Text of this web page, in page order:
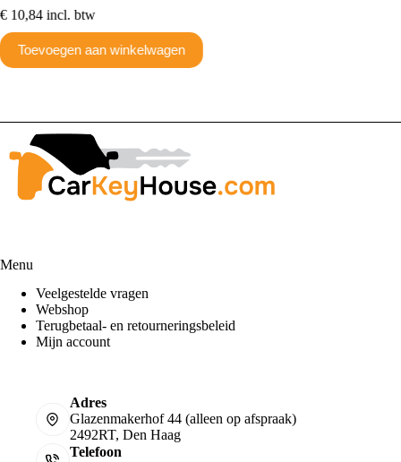
€ 10,84 incl. btw
Toevoegen aan winkelwagen
Menu
Veelgestelde vragen
Webshop
Terugbetaal- en retourneringsbeleid
Mijn account
Adres
Glazenmakerhof 44 (alleen op afspraak)
2492RT, Den Haag
Telefoon